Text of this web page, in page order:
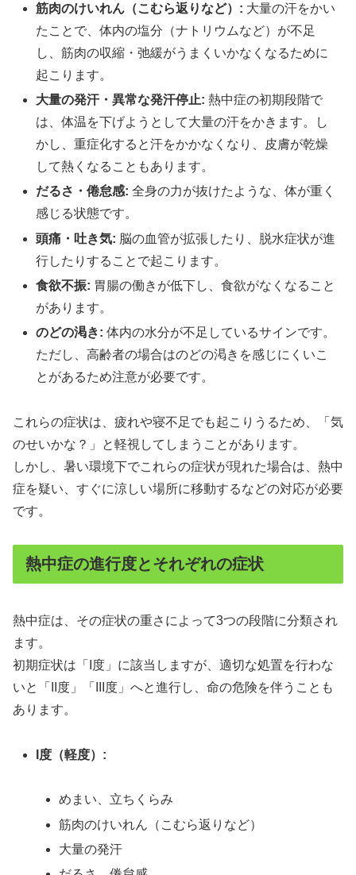
筋肉のけいれん（こむら返りなど）: 大量の汗をかい
たことで、体内の塩分（ナトリウムなど）が不足
し、筋肉の収縮・弛緩がうまくいかなくなるために
起こります。
大量の発汗・異常な発汗停止: 熱中症の初期段階で
は、体温を下げようとして大量の汗をかきます。し
かし、重症化すると汗をかかなくなり、皮膚が乾燥
して熱くなることもあります。
だるさ・倦怠感: 全身の力が抜けたような、体が重く
感じる状態です。
頭痛・吐き気: 脳の血管が拡張したり、脱水症状が進
行したりすることで起こります。
食欲不振: 胃腸の働きが低下し、食欲がなくなること
があります。
のどの渇き: 体内の水分が不足しているサインです。
ただし、高齢者の場合はのどの渇きを感じにくいこ
とがあるため注意が必要です。
これらの症状は、疲れや寝不足でも起こりうるため、「気
のせいかな？」と軽視してしまうことがあります。
しかし、暑い環境下でこれらの症状が現れた場合は、熱中
症を疑い、すぐに涼しい場所に移動するなどの対応が必要
です。
熱中症の進行度とそれぞれの症状
熱中症は、その症状の重さによって3つの段階に分類され
ます。
初期症状は「I度」に該当しますが、適切な処置を行わな
いと「II度」「III度」へと進行し、命の危険を伴うことも
あります。
I度（軽度）:
めまい、立ちくらみ
筋肉のけいれん（こむら返りなど）
大量の発汗